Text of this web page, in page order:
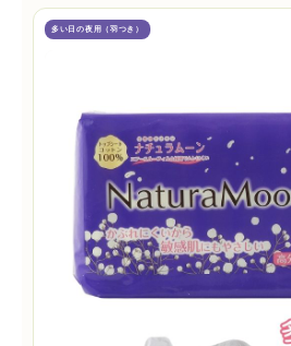
多い日の夜用（羽つき）